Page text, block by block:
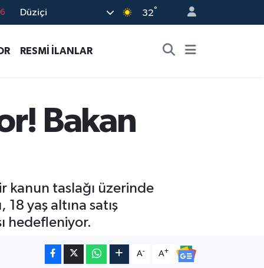
Düziçi 32°
RESMİ İLANLAR
Bakan
kanun taslağı üzerinde
18 yaş altına satış
hedefleniyor.
A- A+